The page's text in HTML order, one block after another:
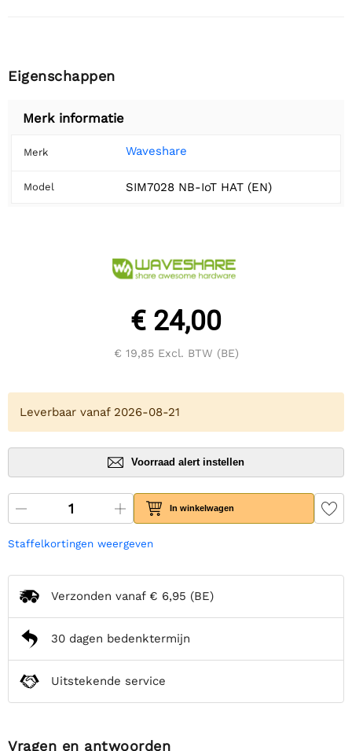
Eigenschappen
Merk informatie
Merk Waveshare
Model SIM7028 NB-IoT HAT (EN)
€ 24,00
€ 19,85Excl. BTW (BE)
Leverbaar vanaf 2026-08-21
Voorraad alert instellen
In winkelwagen
Staffelkortingen weergeven
Verzonden vanaf € 6,95 (BE)
30 dagen bedenktermijn
Uitstekende service
Vragen en antwoorden